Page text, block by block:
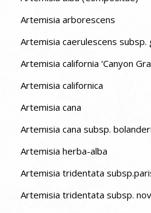
Artemisia arborescens
Artemisia caerulescens subsp.
Artemisia california ‘Canyon
Artemisia californica
Artemisia cana
Artemisia cana subsp. bolanderi
Artemisia herba-alba
Artemisia tridentata
Artemisia tridentata subsp.